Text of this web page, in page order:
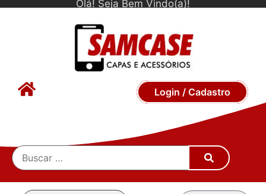
Olá! Seja Bem Vindo(a)!
Login / Cadastro